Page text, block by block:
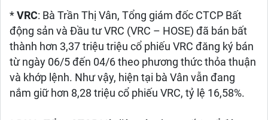
* VRC: Bà Trần Thị Vân, Tổng giám đốc CTCP Bất
động sản và Đầu tư VRC (VRC – HOSE) đã bán bất
thành hơn 3,37 triệu triệu cổ phiếu VRC đăng ký bán
từ ngày 06/5 đến 04/6 theo phương thức thỏa thuận
và khớp lệnh. Như vậy, hiện tại bà Vân vẫn đang
nắm giữ hơn 8,28 triệu cổ phiếu VRC, tỷ lệ 16,58%.